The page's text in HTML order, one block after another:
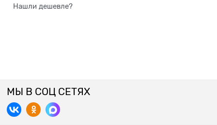
Нашли дешевле?
МЫ В СОЦ СЕТЯХ